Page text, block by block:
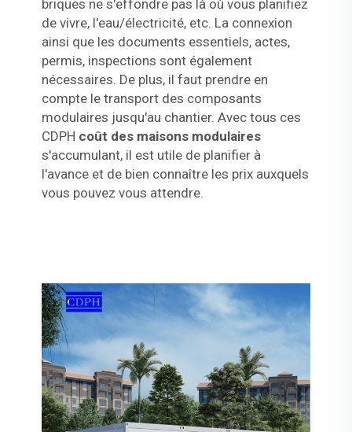
briques ne s'effondre pas là où vous planifiez
de vivre, l'eau/électricité, etc. La connexion
ainsi que les documents essentiels, actes,
permis, inspections sont également
nécessaires. De plus, il faut prendre en
compte le transport des composants
modulaires jusqu'au chantier. Avec tous ces
CDPH coût des maisons modulaires
s'accumulant, il est utile de planifier à
l'avance et de bien connaître les prix auxquels
vous pouvez vous attendre.